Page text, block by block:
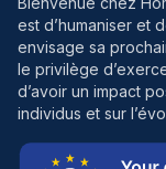
est d’humaniser et
envisage sa
le privilège
d’avoir un impact
individus et sur